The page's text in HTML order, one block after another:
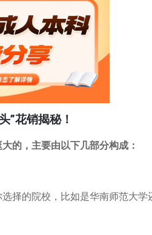
”花销揭秘！
的，主要由以下几部分构成：
择的院校，比如是华南师范大学